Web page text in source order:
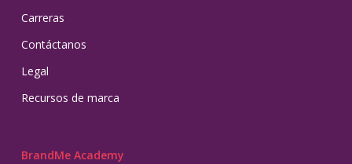
Carreras
Contáctanos
Legal
Recursos de marca
BrandMe Academy